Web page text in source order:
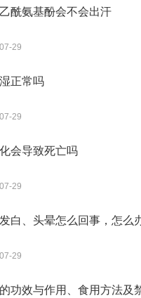
酰氨基酚会不会出汗
29
正常吗
29
会导致死亡吗
29
白、头晕怎么回事，怎么
29
功效与作用、食用方法及